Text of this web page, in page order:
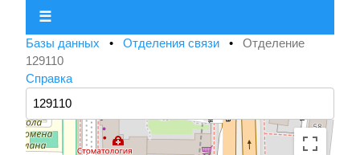
☰
Базы данных • Отделения связи • Отделение
129110
Справка